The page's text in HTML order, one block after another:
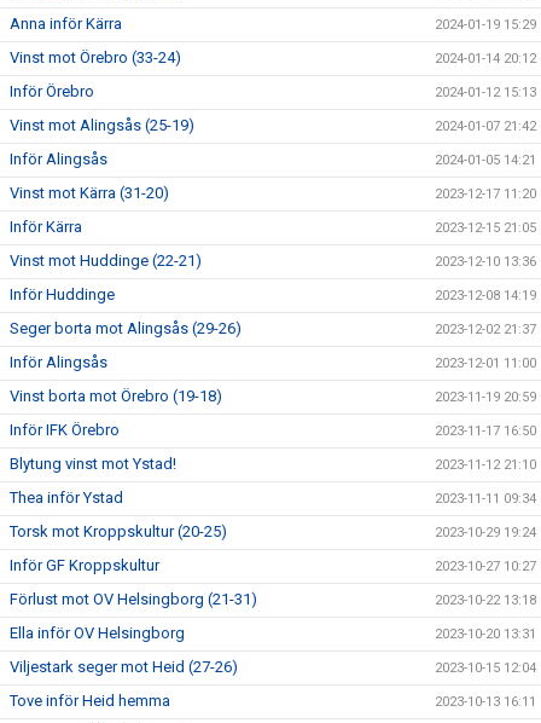
Anna inför Kärra 2024-01-19 15:29
Vinst mot Örebro (33-24) 2024-01-14 20:12
Inför Örebro 2024-01-12 15:13
Vinst mot Alingsås (25-19) 2024-01-07 21:42
Inför Alingsås 2024-01-05 14:21
Vinst mot Kärra (31-20) 2023-12-17 11:20
Inför Kärra 2023-12-15 21:05
Vinst mot Huddinge (22-21) 2023-12-10 13:36
Inför Huddinge 2023-12-08 14:19
Seger borta mot Alingsås (29-26) 2023-12-02 21:37
Inför Alingsås 2023-12-01 11:00
Vinst borta mot Örebro (19-18) 2023-11-19 20:59
Inför IFK Örebro 2023-11-17 16:50
Blytung vinst mot Ystad! 2023-11-12 21:10
Thea inför Ystad 2023-11-11 09:34
Torsk mot Kroppskultur (20-25) 2023-10-29 19:24
Inför GF Kroppskultur 2023-10-27 10:27
Förlust mot OV Helsingborg (21-31) 2023-10-22 13:18
Ella inför OV Helsingborg 2023-10-20 13:31
Viljestark seger mot Heid (27-26) 2023-10-15 12:04
Tove inför Heid hemma 2023-10-13 16:11